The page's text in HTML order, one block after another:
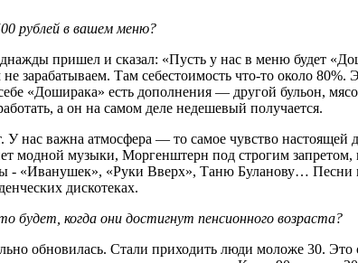
рублей в вашем меню?
пришел и сказал: «Пусть у нас в меню будет
зарабатываем. Там себестоимость что-то около 80%.
«Доширака» есть дополнения — другой бульон,
а он на самом деле недешевый получается.
нас важна атмосфера — то самое чувство настоящей
модной музыки, Моргенштерн под строгим запретом,
- «Иванушек», «Руки Вверх», Таню Буланову… Песни
дискотеках.
будет, когда они достигнут пенсионного возраста?
обновилась. Стали приходить люди моложе 30. Это